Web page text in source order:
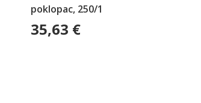
poklopac, 250/1
35,63 €